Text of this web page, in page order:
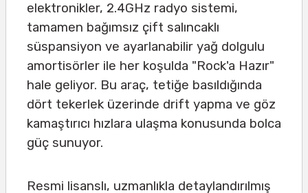
elektronikler, 2.4GHz radyo sistemi,
tamamen bağımsız çift salıncaklı
süspansiyon ve ayarlanabilir yağ dolgulu
amortisörler ile her koşulda "Rock'a Hazır"
hale geliyor. Bu araç, tetiğe basıldığında
dört tekerlek üzerinde drift yapma ve göz
kamaştırıcı hızlara ulaşma konusunda bolca
güç sunuyor.
Resmi lisanslı, uzmanlıkla detaylandırılmış